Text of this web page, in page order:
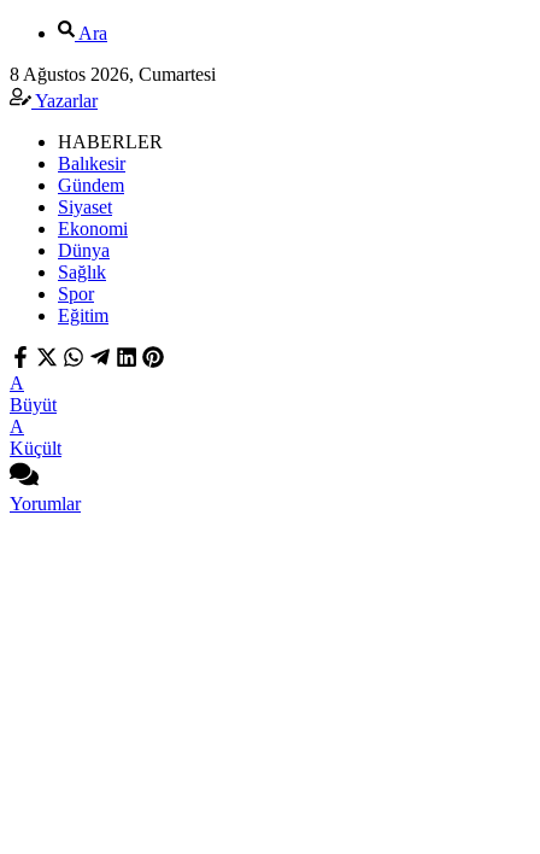
Ara
8 Ağustos 2026, Cumartesi
Yazarlar
HABERLER
Balıkesir
Gündem
Siyaset
Ekonomi
Dünya
Sağlık
Spor
Eğitim
A
Büyüt
A
Küçült
Yorumlar